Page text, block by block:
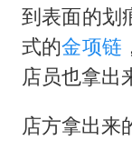
到表面的划
式的金项链
店员也拿出
店方拿出来